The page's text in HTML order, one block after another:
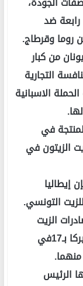
ضد
روما وقرطاج.
من كبار
التجارية
الاسبانية
في
الزيتون في
إيطاليا
التونسي.
من صادرات الزيت
التونسي تليها إسبانيا بـ30 في المئة فأميركا بـ17في
الرئيس